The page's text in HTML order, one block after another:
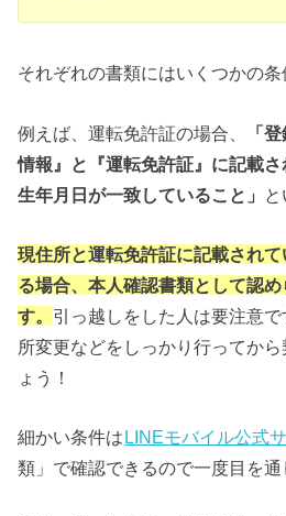
それぞれの書類にはいくつかの条
例えば、運転免許証の場合、
「
情報』と『運転免許証』に記載さ
生年月日が一致していること」
現住所と運転免許証に記載され
る場合、本人確認書類として認
す。 引っ越しをした人は要注意
所変更などをしっかり行ってか
ょう！
細かい条件は LINEモバイル公式
類」で確認できるので一度目を通